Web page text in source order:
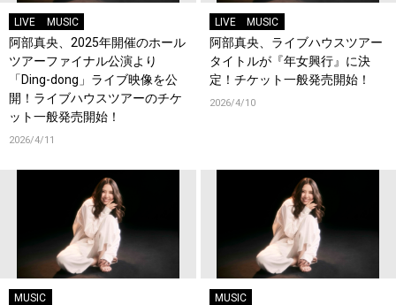
LIVE MUSIC
阿部真央、2025年開催のホール
ツアーファイナル公演より
「Ding-dong」ライブ映像を公
開！ライブハウスツアーのチケ
ット一般発売開始！
2026/4/11
LIVE MUSIC
阿部真央、ライブハウスツアー
タイトルが『年女興行』に決
定！チケット一般発売開始！
2026/4/10
MUSIC MUSIC